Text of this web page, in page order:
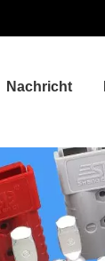
Nachricht